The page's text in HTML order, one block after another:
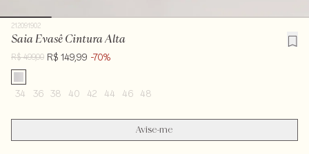
212091902
Saia Evasê Cintura Alta
R$ 499,00 R$ 149,99 -70%
34 36 38 40 42 44 46 48
Avise-me